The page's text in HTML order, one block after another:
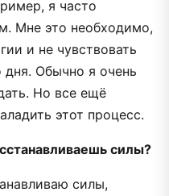
я часто
Мне это необходимо,
и не чувствовать
дня. Обычно я очень
Но все ещё
этот процесс.
силы?
силы,